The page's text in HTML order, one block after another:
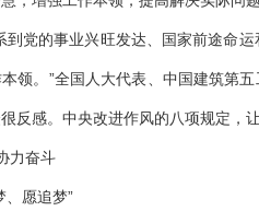
的事业兴旺发达、国家前途命运
领。”全国人大代表、中国建筑第
反感。中央改进作风的八项规定，
奋斗
愿追梦”